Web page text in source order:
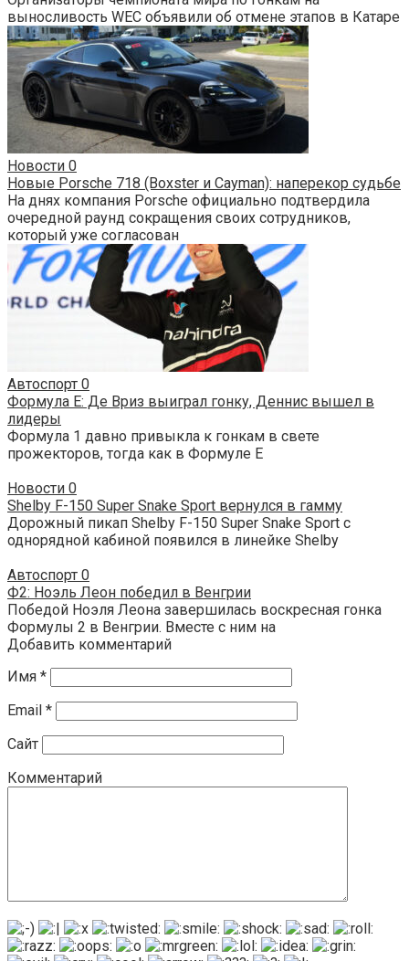
выносливость WEC объявили об отмене этапов в Катаре
Новости 0
Новые Porsche 718 (Boxster и Cayman): наперекор судьбе
На днях компания Porsche официально подтвердила
очередной раунд сокращения своих сотрудников,
который уже согласован
Автоспорт 0
Формула E: Де Вриз выиграл гонку, Деннис вышел в
лидеры
Формула 1 давно привыкла к гонкам в свете
прожекторов, тогда как в Формуле E
Новости 0
Shelby F-150 Super Snake Sport вернулся в гамму
Дорожный пикап Shelby F-150 Super Snake Sport с
однорядной кабиной появился в линейке Shelby
Автоспорт 0
Ф2: Ноэль Леон победил в Венгрии
Победой Ноэля Леона завершилась воскресная гонка
Формулы 2 в Венгрии. Вместе с ним на
Добавить комментарий
Имя *
Email *
Сайт
Комментарий